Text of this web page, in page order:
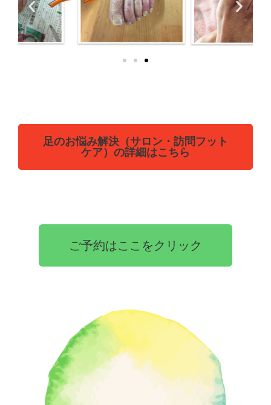
足のお悩み解決（サロン・訪問フット
ケア）の詳細はこちら
ご予約はここをクリック